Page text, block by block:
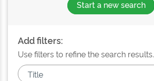
Start a new search
Add filters:
Use filters to refine the search results.